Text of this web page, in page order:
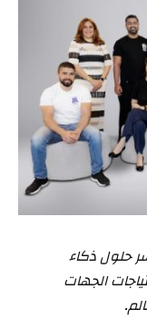
حلول ذكاء
الجهات